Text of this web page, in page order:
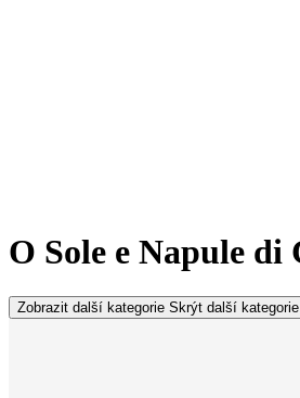
O Sole e Napule
Zobrazit další kategorie Skrýt další kategorie